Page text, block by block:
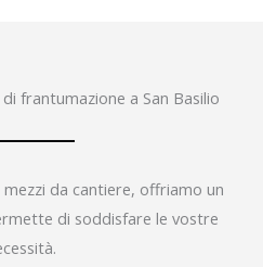
frantumazione a San Basilio
da cantiere, offriamo un
di soddisfare le vostre